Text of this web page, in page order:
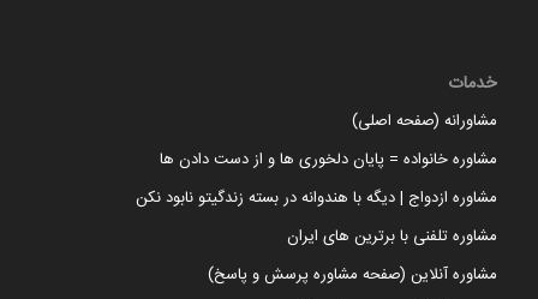
خدمات
مشاورانه (صفحه اصلی)
مشاوره خانواده = پایان دلخوری ها و از دست دادن ها
مشاوره ازدواج | دیگه با هندوانه در بسته زندگیتو نابود نکن
مشاوره تلفنی با برترین های ایران
مشاوره آنلاین (صفحه مشاوره پرسش و پاسخ)